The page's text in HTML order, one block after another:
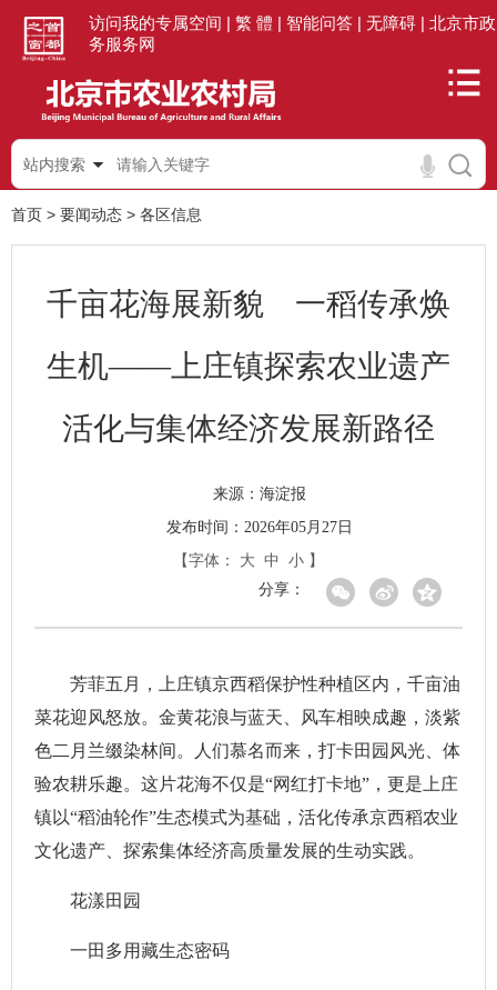
访问我的专属空间 | 繁 體 | 智能问答 | 无障碍 | 北京市政
务服务网
站内搜索
首页 > 要闻动态 > 各区信息
千亩花海展新貌 一稻传承焕
生机——上庄镇探索农业遗产
活化与集体经济发展新路径
来源： 海淀报
发布时间：2026年05月27日
【字体：
大 中 小 】
分享：
芳菲五月，上庄镇京西稻保护性种植区内，千亩油
菜花迎风怒放。金黄花浪与蓝天、风车相映成趣，淡紫
色二月兰缀染林间。人们慕名而来，打卡田园风光、体
验农耕乐趣。这片花海不仅是“网红打卡地”，更是上庄
镇以“稻油轮作”生态模式为基础，活化传承京西稻农业
文化遗产、探索集体经济高质量发展的生动实践。
花漾田园
一田多用藏生态密码